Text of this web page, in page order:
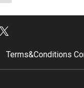
Terms&Conditions